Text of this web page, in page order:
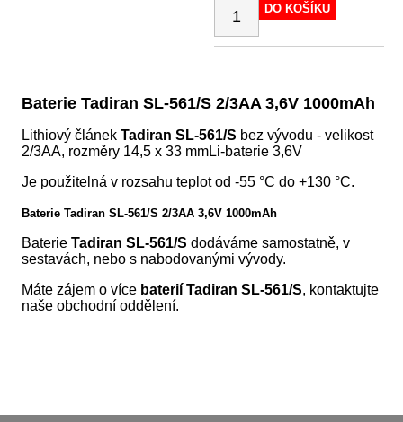
DO KOŠÍKU
Baterie Tadiran SL-561/S 2/3AA 3,6V 1000mAh
Lithiový článekTadiran SL-561/S bez vývodu - velikost
2/3AA, rozměry 14,5 x 33 mmLi-baterie 3,6V
Je použitelná v rozsahu teplot od -55 °C do +130 °C.
Baterie Tadiran SL-561/S 2/3AA 3,6V 1000mAh
BaterieTadiran SL-561/S dodáváme samostatně, v
sestavách, nebo s nabodovanými vývody.
Máte zájem o více baterií Tadiran SL-561/S, kontaktujte
naše obchodní oddělení.